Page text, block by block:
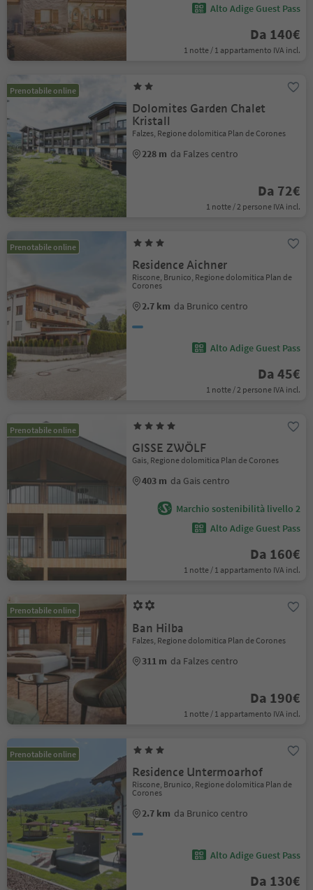
Alto Adige Guest Pass
Da 140€
1 notte / 1 appartamento IVA incl.
Prenotabile online
Dolomites Garden Chalet
Kristall
Falzes, Regione dolomitica Plan de Corones
228 m da Falzes centro
Da 72€
1 notte / 2 persone IVA incl.
Prenotabile online
Residence Aichner
Riscone, Brunico, Regione dolomitica Plan de
Corones
2.7 km da Brunico centro
Alto Adige Guest Pass
Da 45€
1 notte / 2 persone IVA incl.
Prenotabile online
GISSE ZWÖLF
Gais, Regione dolomitica Plan de Corones
403 m da Gais centro
Marchio sostenibilità livello 2
Alto Adige Guest Pass
Da 160€
1 notte / 1 appartamento IVA incl.
Prenotabile online
Ban Hilba
Falzes, Regione dolomitica Plan de Corones
311 m da Falzes centro
Da 190€
1 notte / 1 appartamento IVA incl.
Prenotabile online
Residence Untermoarhof
Riscone, Brunico, Regione dolomitica Plan de
Corones
2.7 km da Brunico centro
Alto Adige Guest Pass
Da 130€